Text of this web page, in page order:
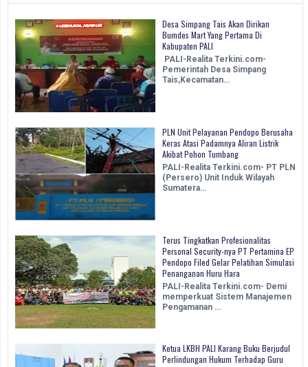
Desa Simpang Tais Akan Dirikan
Bumdes Mart Yang Pertama Di
Kabupaten PALI
PALI-Realita Terkini.com-
Pemerintah Desa Simpang
Tais,Kecamatan…
PLN Unit Pelayanan Pendopo Berusaha
Keras Atasi Padamnya Aliran Listrik
Akibat Pohon Tumbang
PALI-Realita Terkini.com- PT PLN
(Persero) Unit Induk Wilayah
Sumatera…
Terus Tingkatkan Profesionalitas
Personal Security-nya PT Pertamina EP
Pendopo Filed Gelar Pelatihan Simulasi
Penanganan Huru Hara
PALI-Realita Terkini.com- Demi
memperkuat Sistem Manajemen
Pengamanan …
Ketua LKBH PALI Karang Buku Berjudul
Perlindungan Hukum Terhadap Guru